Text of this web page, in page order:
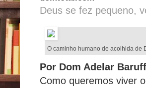
Deus se fez pequeno,
O caminho humano de acolhida de
Por Dom Adelar
Como queremos viver